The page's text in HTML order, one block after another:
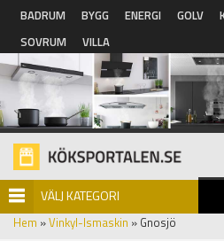
Hoppa till huvudinnehåll
BADRUM BYGG ENERGI GOLV
SOVRUM
VILLA
VÄLJ KATEGORI
Hem »Vinkyl-Ismaskin » Gnosjö